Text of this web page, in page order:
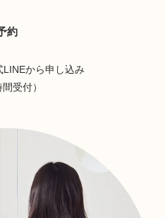
約
から申し込み
間受付）